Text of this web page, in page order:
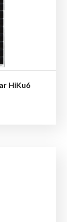
HiKu6